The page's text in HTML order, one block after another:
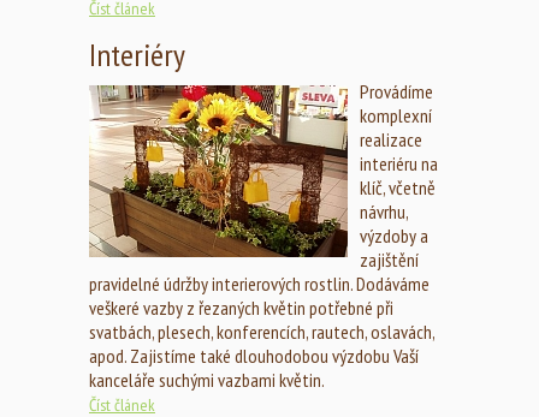
Číst článek
Interiéry
Provádíme
komplexní
realizace
interiéru na
klíč, včetně
návrhu,
výzdoby a
zajištění
pravidelné údržby interierových rostlin. Dodáváme
veškeré vazby z řezaných květin potřebné při
svatbách, plesech, konferencích, rautech, oslavách,
apod. Zajistíme také dlouhodobou výzdobu Vaší
kanceláře suchými vazbami květin.
Číst článek